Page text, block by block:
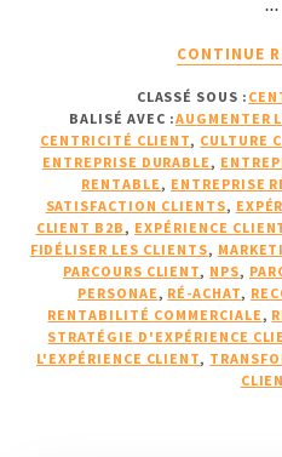
…
CONTINUE
CLASSÉ SOUS :
BALISÉ AVEC :AUGMENTER
CENTRICITÉ CLIENT, CULTURE
ENTREPRISE DURABLE ,
RENTABLE , ENTREPRISE
SATISFACTION CLIENTS,
CLIENT B2B , EXPÉRIENCE
FIDÉLISER LES CLIENTS,
PARCOURS CLIENT, NPS,
PERSONAE , RÉ-ACHAT,
RENTABILITÉ COMMERCIALE ,
STRATÉGIE D'EXPÉRIENCE
L'EXPÉRIENCE CLIENT,